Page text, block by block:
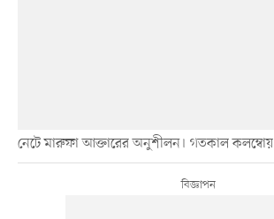
নেটে মারুফা আক্তারের অনুশীলন। গতকাল কলম্বোয়